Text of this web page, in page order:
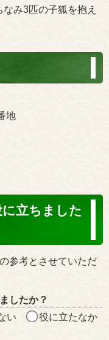
み3匹の子狐を抱え
地
立ちました
参考とさせていただ
したか？
い
役に立たなか